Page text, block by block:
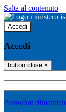
Salta al contenuto
Accedi
Accedi
button close ×
Password